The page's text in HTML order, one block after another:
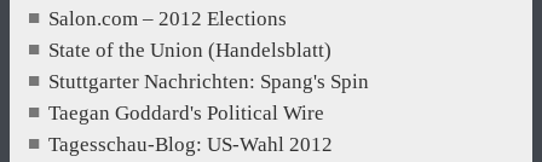
Salon.com – 2012 Elections
State of the Union (Handelsblatt)
Stuttgarter Nachrichten: Spang's Spin
Taegan Goddard's Political Wire
Tagesschau-Blog: US-Wahl 2012